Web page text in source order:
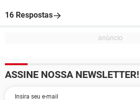
16 Respostas
ASSINE NOSSA NEWSLETTER!